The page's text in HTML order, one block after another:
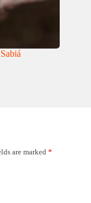
are marked *